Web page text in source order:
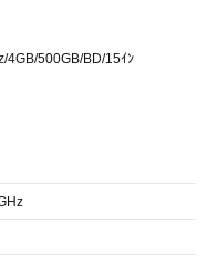
4GB/500GB/BD/15ｲﾝ